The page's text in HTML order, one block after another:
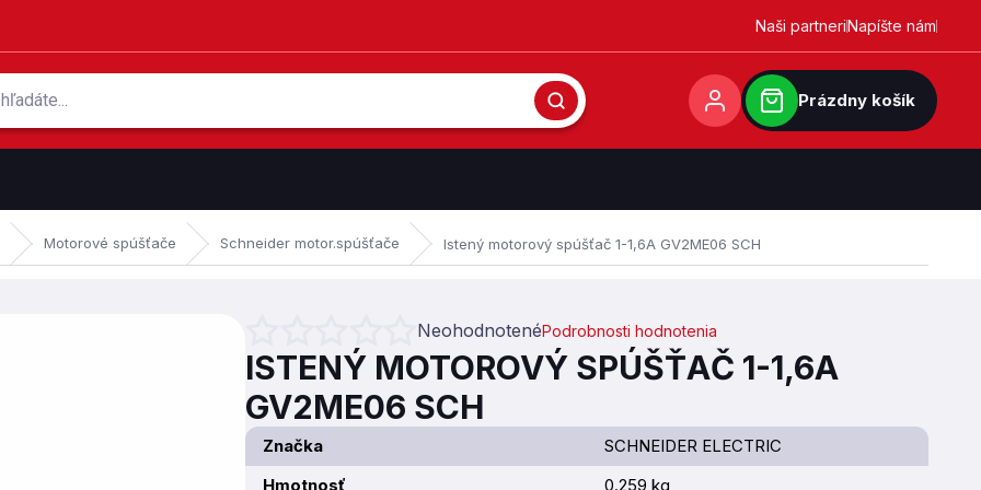
Naši partneriNapíšte nám
Prázdny košík
Motorové spúšťače Schneider motor.spúšťače Istený motorový spúšťač 1-1,6A GV2ME06 SCH
Priemerné hodnotenie produktu je 0,0 z 5 hviezdičiek.
NeohodnotenéPodrobnosti hodnotenia
ISTENÝ MOTOROVÝ SPÚŠŤAČ 1-1,6A
GV2ME06 SCH
Značka
SCHNEIDER ELECTRIC
Hmotnosť
0.259 kg